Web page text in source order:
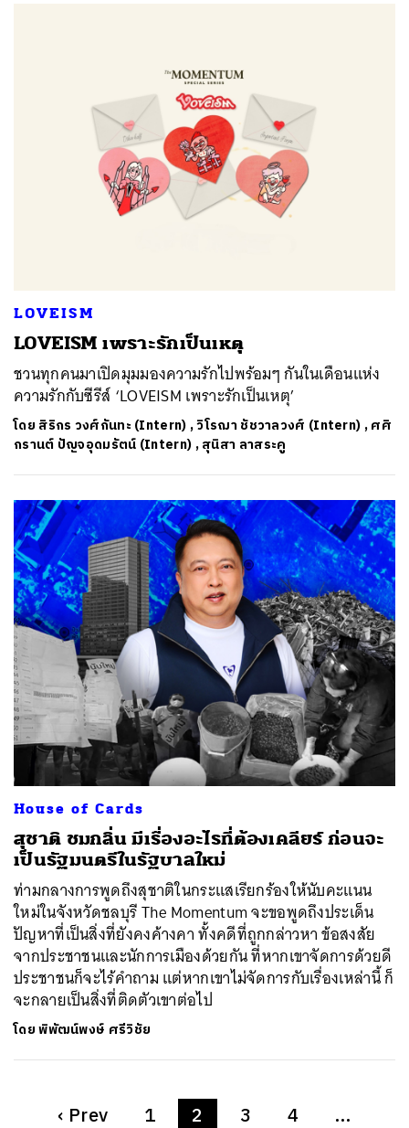
LOVEISM
LOVEISM เพราะรักเป็นเหตุ
ชวนทุกคนมาเปิดมุมมองความรักไปพร้อมๆ กันในเดือนแห่ง
ความรักกับซีรีส์ ‘LOVEISM เพราะรักเป็นเหตุ’
โดย สิริกร วงศ์กันทะ (Intern) ,วิโรฌา ชัชวาลวงศ์ (Intern) ,ศศิ
กรานต์ ปัญจอุดมรัตน์ (Intern) ,สุนิสา ลาสระคู
House of Cards
สุชาติ ชมกลิ่น มีเรื่องอะไรที่ต้องเคลียร์ ก่อนจะ
เป็นรัฐมนตรีในรัฐบาลใหม่
ท่ามกลางการพูดถึงสุชาติในกระแสเรียกร้องให้นับคะแนน
ใหม่ในจังหวัดชลบุรี The Momentum จะขอพูดถึงประเด็น
ปัญหาที่เป็นสิ่งที่ยังคงค้างคา ทั้งคดีที่ถูกกล่าวหา ข้อสงสัย
จากประชาชนและนักการเมืองด้วยกัน ที่หากเขาจัดการด้วยดี
ประชาชนก็จะไร้คำถาม แต่หากเขาไม่จัดการกับเรื่องเหล่านี้ ก็
จะกลายเป็นสิ่งที่ติดตัวเขาต่อไป
โดยพิพัฒน์พงษ์ ศรีวิชัย
‹ Prev 1 2 3 4 …